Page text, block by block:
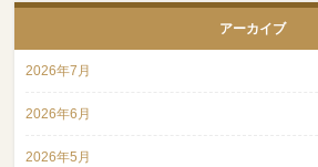
アーカイブ
2026年7月
2026年6月
2026年5月